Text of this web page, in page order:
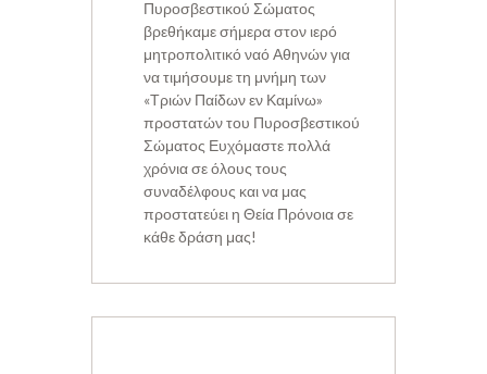
Πυροσβεστικού Σώματος
βρεθήκαμε σήμερα στον ιερό
μητροπολιτικό ναό Αθηνών για
να τιμήσουμε τη μνήμη των
«Τριών Παίδων εν Καμίνω»
προστατών του Πυροσβεστικού
Σώματος Ευχόμαστε πολλά
χρόνια σε όλους τους
συναδέλφους και να μας
προστατεύει η Θεία Πρόνοια σε
κάθε δράση μας!